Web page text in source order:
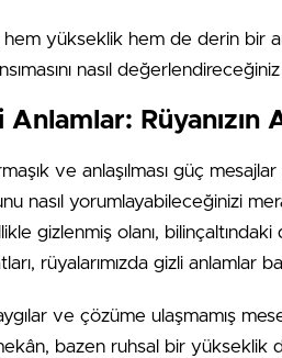
hem yükseklik hem de derin bir
nasıl
Anlamlar:
ve anlaşılması güç
nasıl yorumlayabileceğinizi
gizlenmiş olanı,
rüyalarımızda gizli anlamlar
ve çözüme ulaşmamış
bazen ruhsal bir yükseklik